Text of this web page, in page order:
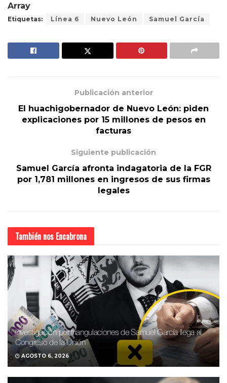
Array
Etiquetas: Línea 6 Nuevo León Samuel García
Publicación anterior
El huachigobernador de Nuevo León: piden
explicaciones por 15 millones de pesos en
facturas
Siguiente publicación
Samuel García afronta indagatoria de la FGR
por 1,781 millones en ingresos de sus firmas
legales
También nos Encabrona
Investigación por triangulaciones de Samuel García llega al
Congreso de la Unión
AGOSTO 6, 2026